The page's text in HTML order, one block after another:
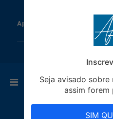
Aprenda como Ganhar
Seja avisado
assim forem
SIM